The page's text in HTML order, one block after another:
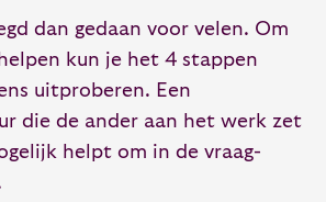
dan gedaan voor velen. Om
kun je het 4 stappen
uitproberen. Een
die de ander aan het werk zet
helpt om in de vraag-